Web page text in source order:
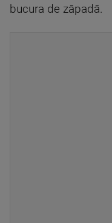
bucura de zăpadă.